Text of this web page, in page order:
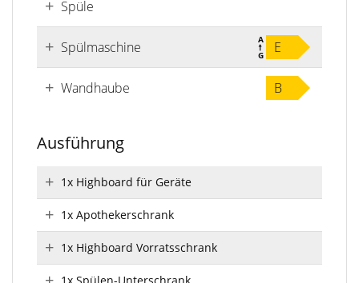
Spüle
Spülmaschine E
Wandhaube B
Ausführung
1x Highboard für Geräte
1x Apothekerschrank
1x Highboard Vorratsschrank